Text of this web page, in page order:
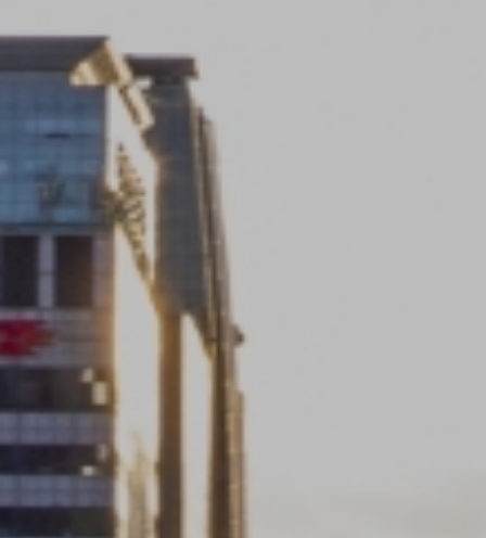
본 개인정보처리방침은 시행일로부터 적용되며, 법령 및 방침에 따른 변경
내용의 추가, 삭제, 정정이 있는 경우 변경사항의 시행일 7일 전부터,
이용자에게 불리하거나 중요한 내용의 경우 시행일 30일 전부터 고지하도록
하겠습니다.